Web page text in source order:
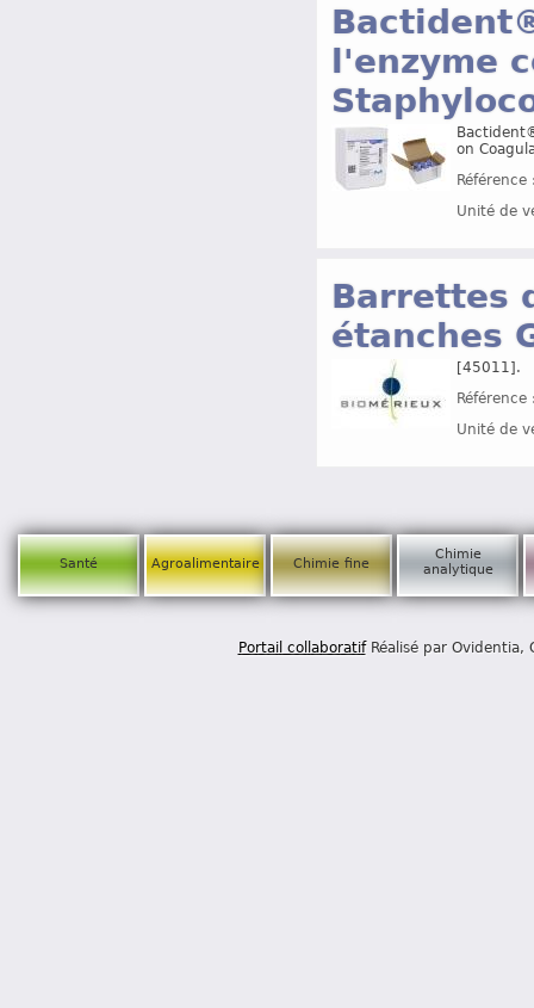
l'enzyme
on
Unité de
Barrettes
étanches
[45011].
Unité de
Santé Agroalimentaire Chimie fine
Chimie
analytique
Portail collaboratifRéalisé par Ovidentia,